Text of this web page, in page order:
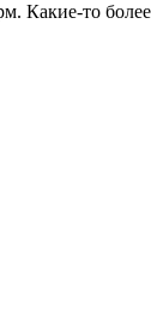
Какие-то